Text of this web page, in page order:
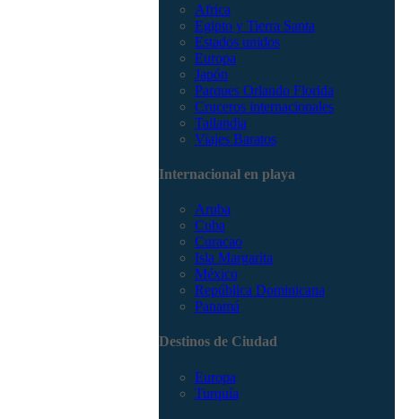
Africa
Egipto y Tierra Santa
Estados unidos
Europa
Japón
Parques Orlando Florida
Cruceros internacionales
Tailandia
Viajes Baratos
Internacional en playa
Aruba
Cuba
Curacao
Isla Margarita
México
República Dominicana
Panamá
Destinos de Ciudad
Europa
Turquía